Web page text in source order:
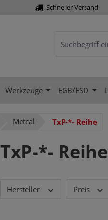
Schneller Versand
Werkzeuge EGB/ESD
Metcal TxP-*- Reihe
TxP-*- Reihe
Hersteller Preis